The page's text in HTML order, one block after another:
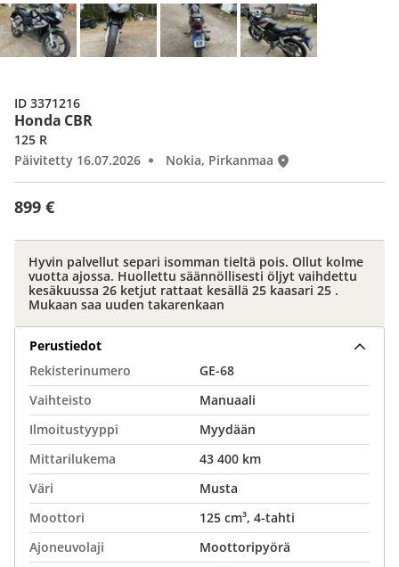
Honda CBR
899 €
125 R
Päivitetty 16.07.2026
Nokia, Pirkanmaa
ID 3371216
Hyvin palvellut separi isomman tieltä pois. Ollut kolme
vuotta ajossa. Huollettu säännöllisesti öljyt vaihdettu
kesäkuussa 26 ketjut rattaat kesällä 25 kaasari 25 .
Mukaan saa uuden takarenkaan
Perustiedot
Rekisterinumero
GE-68
Vaihteisto
Manuaali
Ilmoitustyyppi
Myydään
Mittarilukema
43 400 km
Väri
Musta
Moottori
125 cm³, 4-tahti
Ajoneuvolaji
Moottoripyörä